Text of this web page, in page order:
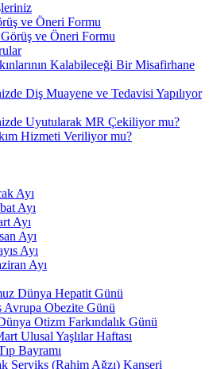
ve Öneri Formu
ve Öneri Formu
Kalabileceği Bir Misafirhane
Diş Muayene ve Tedavisi Yapılıyor
Uyutularak MR Çekiliyor mu?
Hizmeti Veriliyor mu?
Ayı
Ayı
Ayı
Ayı
Ayı
Ayı
Dünya Hepatit Günü
Avrupa Obezite Günü
Otizm Farkındalık Günü
Ulusal Yaşlılar Haftası
Bayramı
Serviks (Rahim Ağzı) Kanseri